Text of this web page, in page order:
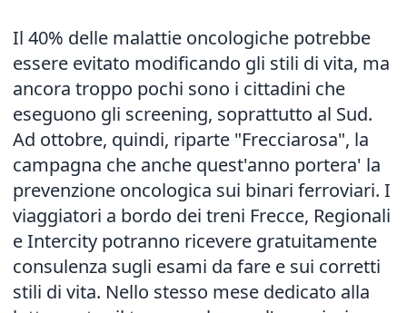
Il 40% delle malattie oncologiche potrebbe
essere evitato modificando gli stili di vita, ma
ancora troppo pochi sono i cittadini che
eseguono gli screening, soprattutto al Sud.
Ad ottobre, quindi, riparte "Frecciarosa", la
campagna che anche quest'anno portera' la
prevenzione oncologica sui binari ferroviari. I
viaggiatori a bordo dei treni Frecce, Regionali
e Intercity potranno ricevere gratuitamente
consulenza sugli esami da fare e sui corretti
stili di vita. Nello stesso mese dedicato alla